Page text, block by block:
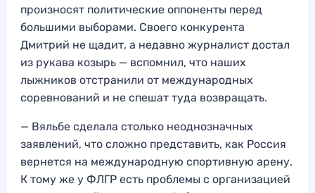
произносят политические оппоненты перед
большими выборами. Своего конкурента
Дмитрий не щадит, а недавно журналист достал
из рукава козырь — вспомнил, что наших
лыжников отстранили от международных
соревнований и не спешат туда возвращать.
— Вяльбе сделала столько неоднозначных
заявлений, что сложно представить, как Россия
вернется на международную спортивную арену.
К тому же у ФЛГР есть проблемы с организацией